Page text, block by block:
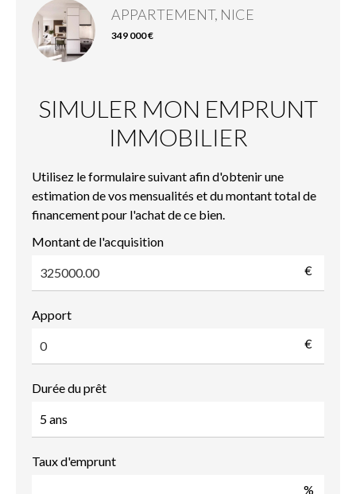
APPARTEMENT, NICE
349 000 €
SIMULER MON EMPRUNT
IMMOBILIER
Utilisez le formulaire suivant afin d'obtenir une
estimation de vos mensualités et du montant total de
financement pour l'achat de ce bien.
Montant de l'acquisition
€
Apport
€
Durée du prêt
Taux d'emprunt
%